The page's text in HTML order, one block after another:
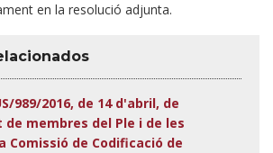
en la resolució adjunta.
989/2016, de 14 d'abril, de
membres del Ple i de les
Comissió de Codificació de